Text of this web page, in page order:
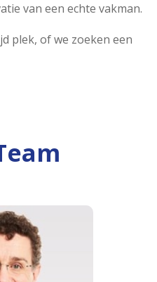
van een echte vakman.
plek, of we zoeken een